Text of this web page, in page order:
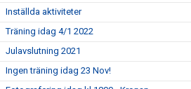
Inställda aktiviteter
Träning idag 4/1 2022
Julavslutning 2021
Ingen träning idag 23 Nov!